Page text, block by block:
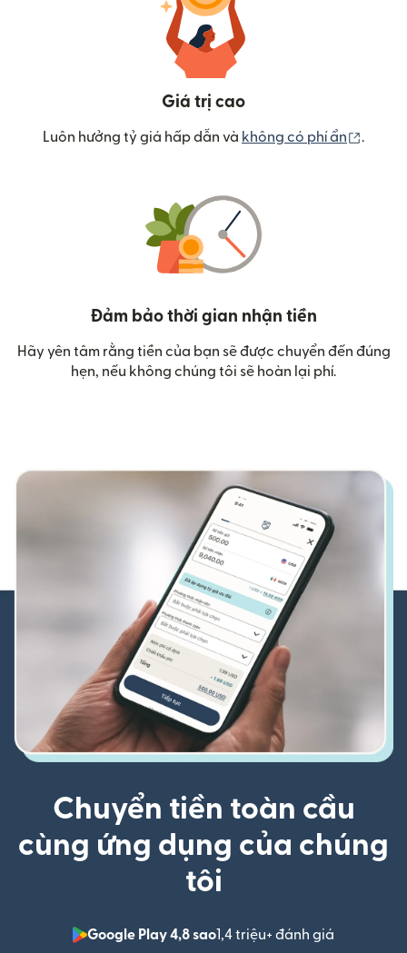
Giá trị cao
Luôn hưởng tỷ giá hấp dẫn và không có phí ẩn .
Đảm bảo thời gian nhận tiền
Hãy yên tâm rằng tiền của bạn sẽ được chuyển đến đúng
hẹn, nếu không chúng tôi sẽ hoàn lại phí.
Chuyển tiền toàn cầu
cùng ứng dụng của chúng
tôi
Google Play 4,8 sao1,4 triệu+ đánh giá